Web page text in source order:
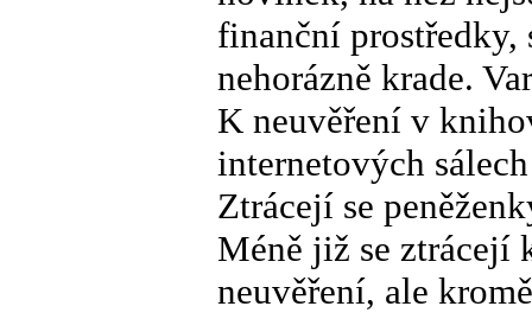
finanční prostředky,
nehorázně krade.
K neuvěření v
internetových
Ztrácejí se
Méně již se ztrácejí
neuvěření, ale